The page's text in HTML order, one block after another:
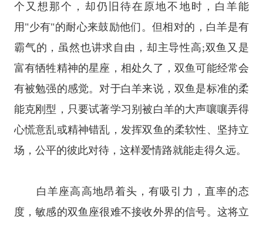
个又想那个，却仍旧待在原地不地时，白羊能
用"少有"的耐心来鼓励他们。但相对的，白羊是有
霸气的，虽然也讲求自由，却主导性高;双鱼又是
富有牺牲精神的星座 ，相处久了，双鱼可能经常会
有被勉强的感觉。对于白羊来说，双鱼是标准的柔
能克刚型，只要试著学习别被白羊的大声嚷嚷弄得
心慌意乱或精神错乱，发挥双鱼的柔软性、坚持立
场，公平的彼此对待，这样爱情路就能走得久远。
白羊座高高地昂着头，有吸引力，直率的态
度，敏感的双鱼座很难不接收外界的信号。这将立